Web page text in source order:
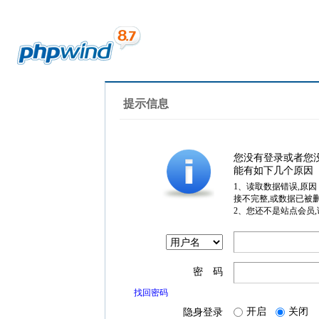
提示信息
您没有登录或者您
能有如下几个原因
1、读取数据错误,原
接不完整,或数据已被
2、您还不是站点会员
密 码
找回密码
隐身登录 开启 关闭